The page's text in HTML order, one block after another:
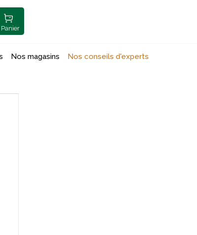
Panier
Nos magasins Nos conseils d'experts